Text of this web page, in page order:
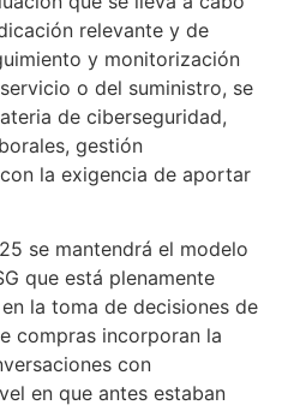
relevante y de
y monitorización
o del suministro, se
de ciberseguridad,
gestión
la exigencia de aportar
se mantendrá el modelo
que está plenamente
la toma de decisiones de
compras incorporan la
con
en que antes estaban